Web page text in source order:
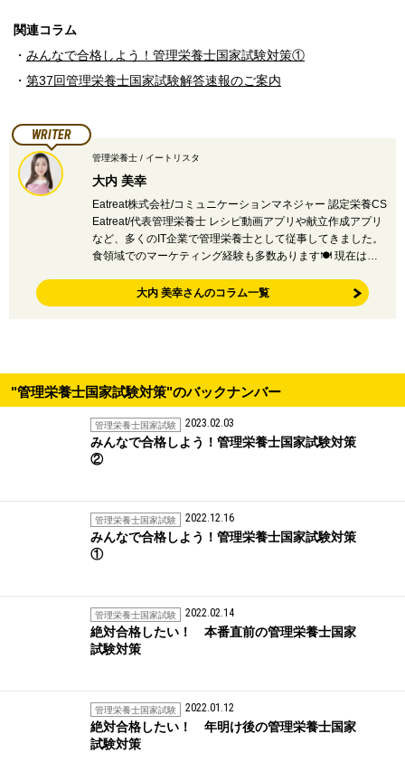
関連コラム
・ みんなで合格しよう！管理栄養士国家試験対策①
・ 第37回管理栄養士国家試験解答速報のご案内
WRITER
管理栄養士 / イートリスタ
大内 美幸
Eatreat株式会社/コミュニケーションマネジャー 認定栄養CS
Eatreat/代表管理栄養士 レシピ動画アプリや献立作成アプリ
など、多くのIT企業で管理栄養士として従事してきました。
食領域でのマーケティング経験も多数あります🍽 現在は…
大内 美幸さんのコラム一覧
"管理栄養士国家試験対策"のバックナンバー
管理栄養士国家試験 2023.02.03
みんなで合格しよう！管理栄養士国家試験対策
②
管理栄養士国家試験 2022.12.16
みんなで合格しよう！管理栄養士国家試験対策
①
管理栄養士国家試験 2022.02.14
絶対合格したい！ 本番直前の管理栄養士国家
試験対策
管理栄養士国家試験 2022.01.12
絶対合格したい！ 年明け後の管理栄養士国家
試験対策